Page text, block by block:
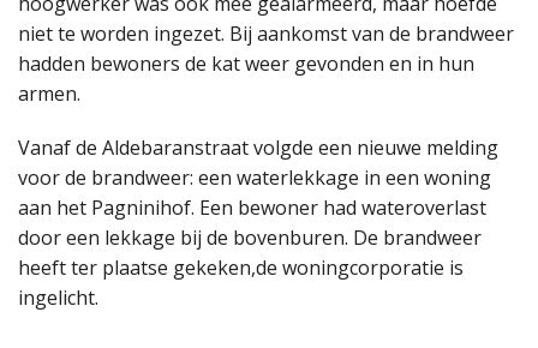
niet te worden ingezet. Bij aankomst van de brandweer
hadden bewoners de kat weer gevonden en in hun
armen.
Vanaf de Aldebaranstraat volgde een nieuwe melding
voor de brandweer: een waterlekkage in een woning
aan het Pagninihof. Een bewoner had wateroverlast
door een lekkage bij de bovenburen. De brandweer
heeft ter plaatse gekeken,de woningcorporatie is
ingelicht.